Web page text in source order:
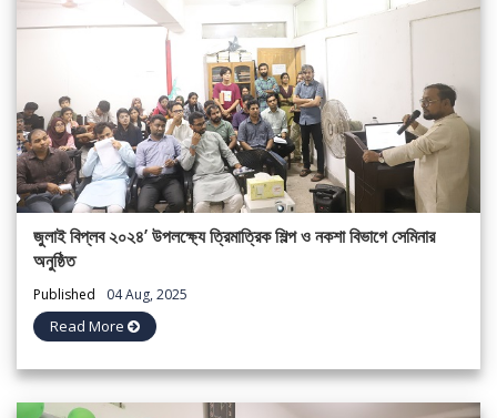
জুলাই বিপ্লব ২০২৪’ উপলক্ষ্যে ত্রিমাত্রিক শিল্প ও নকশা বিভাগে সেমিনার
অনুষ্ঠিত
Published 04 Aug, 2025
Read More